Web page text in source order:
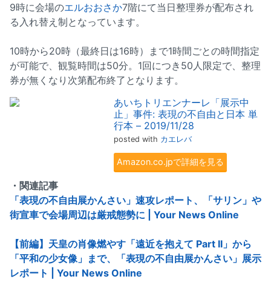
9時に会場のエルおおさか7階にて当日整理券が配布され
る入れ替え制となっています。
10時から20時（最終日は16時）まで1時間ごとの時間指定
が可能で、観覧時間は50分。1回につき50人限定で、整理
券が無くなり次第配布終了となります。
あいちトリエンナーレ「展示中
止」事件: 表現の不自由と日本 単
行本 – 2019/11/28
posted with カエレバ
Amazon.co.jpで詳細を見る
・関連記事
「表現の不自由展かんさい」速攻レポート、「サリン」や
街宣車で会場周辺は厳戒態勢に | Your News Online
【前編】天皇の肖像燃やす「遠近を抱えて Part II」から
「平和の少女像」まで、「表現の不自由展かんさい」展示
レポート | Your News Online